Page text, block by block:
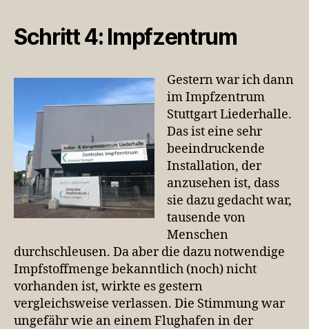
Schritt 4: Impfzentrum
Gestern war ich dann
im Impfzentrum
Stuttgart Liederhalle.
Das ist eine sehr
beeindruckende
Installation, der
anzusehen ist, dass
sie dazu gedacht war,
tausende von
Menschen
durchschleusen. Da aber die dazu notwendige
Impfstoffmenge bekanntlich (noch) nicht
vorhanden ist, wirkte es gestern
vergleichsweise verlassen. Die Stimmung war
ungefähr wie an einem Flughafen in der